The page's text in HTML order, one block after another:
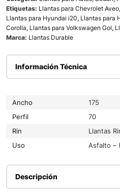
Etiquetas: Llantas para Chevrolet Aveo,
Llantas para Hyundai i20, Llantas para
Corolla, Llantas para Volkswagen Gol,
Marca: Llantas Durable
Información Técnica
Ancho
175
Perfil
70
Rin
Llantas
Uso
Asfalto –
Descripción